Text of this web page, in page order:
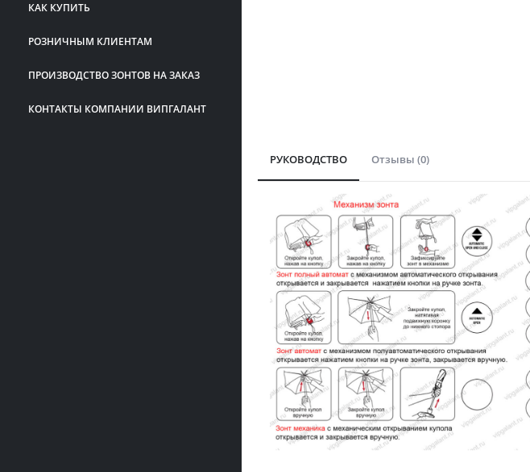
КАК КУПИТЬ
РОЗНИЧНЫМ КЛИЕНТАМ
ПРОИЗВОДСТВО ЗОНТОВ НА ЗАКАЗ
КОНТАКТЫ КОМПАНИИ ВИПГАЛАНТ
РУКОВОДСТВО Отзывы (0)